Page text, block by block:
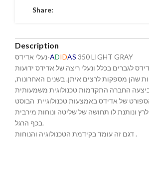
Share:
Description
נעלי אדידס-ADIDAS 350 LIGHT GRAY
לגברים בכלל ונעלי ריצה של אדידס ידועות
שהן מספקות לרצים איתן. בשנים האחרונות,
החברה התקדמות טכנולוגית משמעותית
של אדידס באמצעות טכנולוגיית הבוסט
ונותנת לו תחושה של שליטה ונוחות מירבית
בכף הרגל.
דגם זה עומד בקידמת הטכנולוגיה והנוחות .